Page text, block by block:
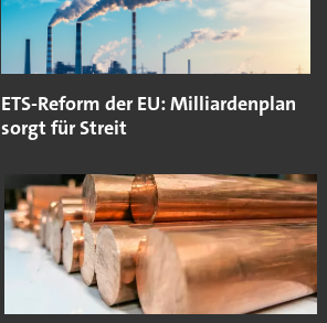
ETS-Reform der EU: Milliardenplan
sorgt für Streit